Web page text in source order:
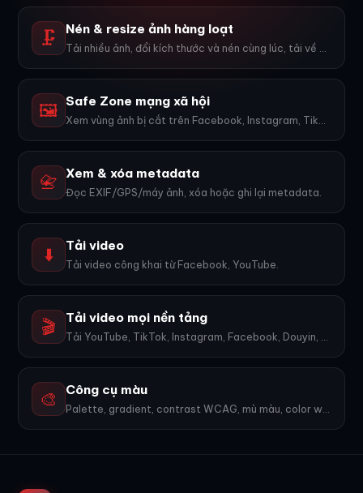
🗜️ Nén & resize ảnh hàng loạt
Tải nhiều ảnh, đổi kích thước và nén cùng lúc, tải về ZIP.
🖼️ Safe Zone mạng xã hội
Xem vùng ảnh bị cắt trên Facebook, Instagram, TikTok, YouTube...
📇 Xem & xóa metadata
Đọc EXIF/GPS/máy ảnh, xóa hoặc ghi lại metadata.
⬇️ Tải video
Tải video công khai từ Facebook, YouTube.
🎬 Tải video mọi nền tảng
Tải YouTube, TikTok, Instagram, Facebook, Douyin, Bilibili, X... 1600+ nền tảng, không watermark.
🎨 Công cụ màu
Palette, gradient, contrast WCAG, mù màu, color wheel, export PNG. 9 công cụ.